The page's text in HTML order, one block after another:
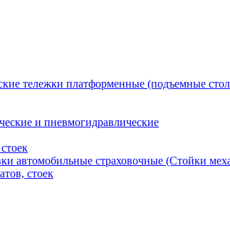
тележки платформенные (подъемные
и пневмогидравлические
автомобильные страховочные (Стойки
стоек